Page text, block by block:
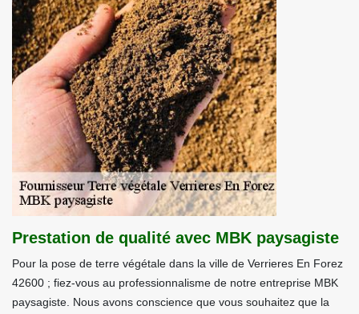
Prestation de qualité avec MBK paysagiste
Pour la pose de terre végétale dans la ville de Verrieres En Forez
42600 ; fiez-vous au professionnalisme de notre entreprise MBK
paysagiste. Nous avons conscience que vous souhaitez que la